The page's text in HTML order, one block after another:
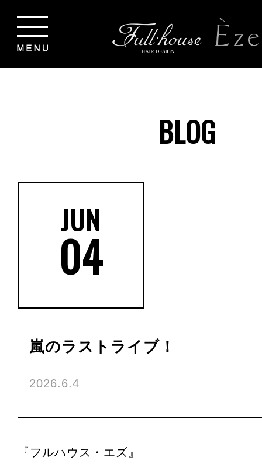
BLOG
JUN
04
嵐のラストライブ！
2026.6.4
『フルハウス・エズ』